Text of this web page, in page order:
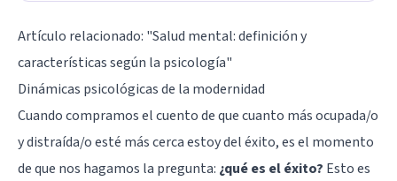
Artículo relacionado: "Salud mental: definición y
características según la psicología"
Dinámicas psicológicas de la modernidad
Cuando compramos el cuento de que cuanto más ocupada/o
y distraída/o esté más cerca estoy del éxito, es el momento
de que nos hagamos la pregunta: ¿qué es el éxito? Esto es